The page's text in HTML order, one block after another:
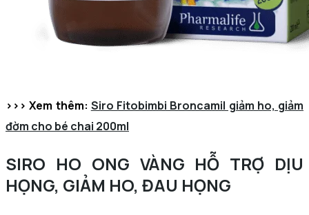
>>> Xem thêm: Siro Fitobimbi Broncamil giảm ho, giảm
đờm cho bé chai 200ml
SIRO HO ONG VÀNG HỖ TRỢ DỊU
HỌNG, GIẢM HO, ĐAU HỌNG